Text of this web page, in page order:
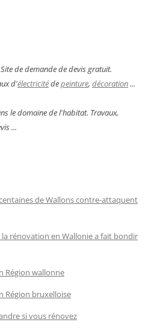
de demande de devis gratuit.
d'électricitédepeinture, décoration...
le domaine de l'habitat. Travaux,
...
de Wallons contre-attaquent
rénovation en Wallonie a fait bondir
Région wallonne
Région bruxelloise
si vous rénovez